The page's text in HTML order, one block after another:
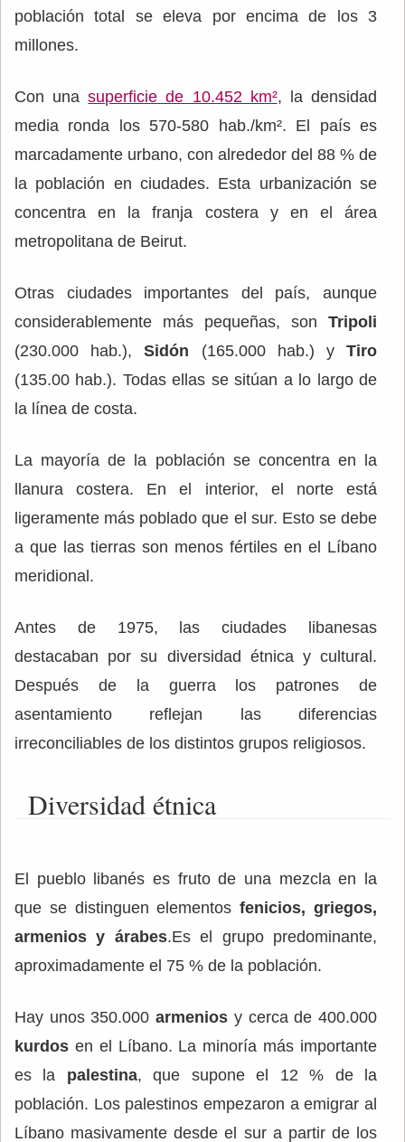
población total se eleva por encima de los 3
millones.
Con unasuperficie de 10.452 km², la densidad
media ronda los 570-580 hab./km². El país es
marcadamente urbano, con alrededor del 88 % de
la población en ciudades. Esta urbanización se
concentra en la franja costera y en el área
metropolitana de Beirut.
Otras ciudades importantes del país, aunque
considerablemente más pequeñas, son Tripoli
(230.000 hab.),Sidón (165.000 hab.) yTiro
(135.00 hab.). Todas ellas se sitúan a lo largo de
la línea de costa.
La mayoría de la población se concentra en la
llanura costera. En el interior, el norte está
ligeramente más poblado que el sur. Esto se debe
a que las tierras son menos fértiles en el Líbano
meridional.
Antes de 1975, las ciudades libanesas
destacaban por su diversidad étnica y cultural.
Después de la guerra los patrones de
asentamiento reflejan las diferencias
irreconciliables de los distintos grupos religiosos.
Diversidad étnica
El pueblo libanés es fruto de una mezcla en la
que se distinguen elementos fenicios, griegos,
armenios y árabes.Es el grupo predominante,
aproximadamente el 75 % de la población.
Hay unos 350.000armenios y cerca de 400.000
kurdos en el Líbano. La minoría más importante
es la palestina, que supone el 12 % de la
población. Los palestinos empezaron a emigrar al
Líbano masivamente desde el sur a partir de los